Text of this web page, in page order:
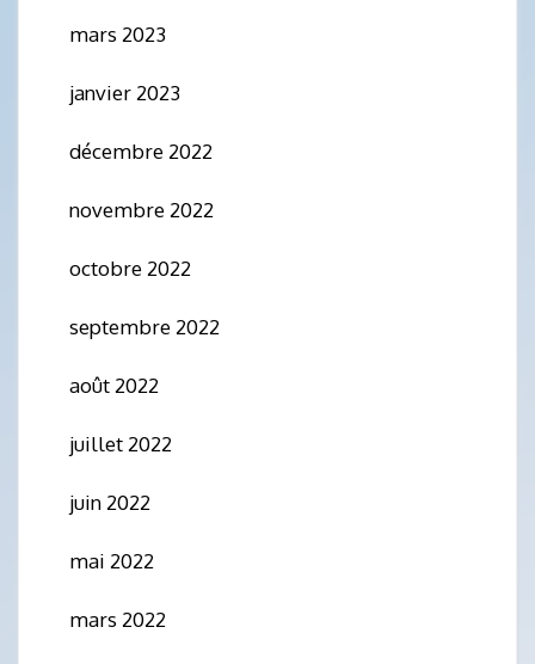
mars 2023
janvier 2023
décembre 2022
novembre 2022
octobre 2022
septembre 2022
août 2022
juillet 2022
juin 2022
mai 2022
mars 2022